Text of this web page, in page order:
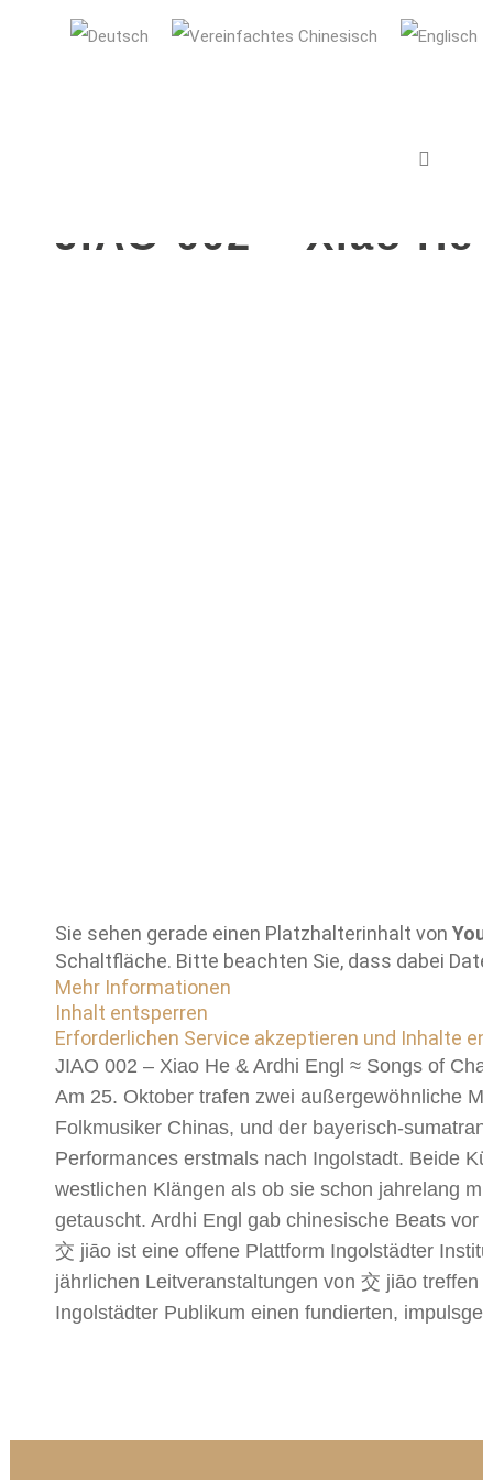
AUDI Konfuzius-Institut Ingolstadt
JIAO 002 – Xiao
Sie sehen gerade einen Platzhalterinhalt von
Schaltfläche. Bitte beachten Sie, dass dabei
Mehr Informationen
Inhalt entsperren
Erforderlichen Service akzeptieren und Inhalte
JIAO 002 – Xiao He & Ardhi Engl ≈ Songs of
Am 25. Oktober trafen zwei außergewöhnliche
Folkmusiker Chinas, und der bayerisch-
Performances erstmals nach Ingolstadt. Beide
westlichen Klängen als ob sie schon jahrelang
getauscht. Ardhi Engl gab chinesische Beats
交 jiāo ist eine offene Plattform Ingolstädter
jährlichen Leitveranstaltungen von 交 jiāo treffen
Ingolstädter Publikum einen fundierten,